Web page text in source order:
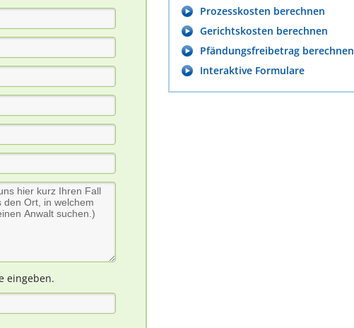
eingeben.
Prozesskosten berechnen
Gerichtskosten berechnen
Pfändungsfreibetrag berechnen
Interaktive Formulare